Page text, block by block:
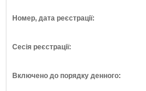
Номер, дата реєстрації:
Сесія реєстрації:
Включено до порядку денного: